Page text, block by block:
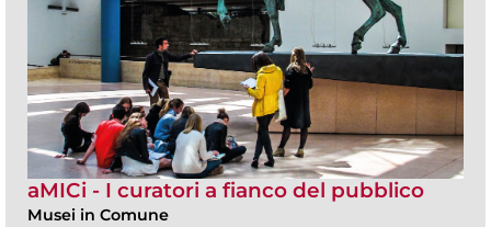
aMICi - I curatori a fianco del pubblico
Musei in Comune